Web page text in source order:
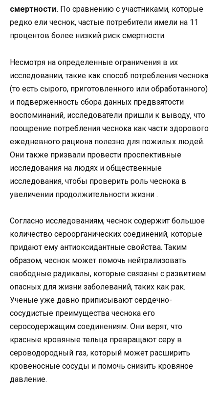
смертности. По сравнению с участниками, которые
редко ели чеснок, частые потребители имели на 11
процентов более низкий риск смертности.
Несмотря на определенные ограничения в их
исследовании, такие как способ потребления чеснока
(то есть сырого, приготовленного или обработанного)
и подверженность сбора данных предвзятости
воспоминаний, исследователи пришли к выводу, что
поощрение потребления чеснока как части здорового
ежедневного рациона полезно для пожилых людей.
Они также призвали провести проспективные
исследования на людях и общественные
исследования, чтобы проверить роль чеснока в
увеличении продолжительности жизни .
Согласно исследованиям, чеснок содержит большое
количество сероорганических соединений, которые
придают ему антиоксидантные свойства. Таким
образом, чеснок может помочь нейтрализовать
свободные радикалы, которые связаны с развитием
опасных для жизни заболеваний, таких как рак.
Ученые уже давно приписывают сердечно-
сосудистые преимущества чеснока его
серосодержащим соединениям. Они верят, что
красные кровяные тельца превращают серу в
сероводородный газ, который может расширить
кровеносные сосуды и помочь снизить кровяное
давление.